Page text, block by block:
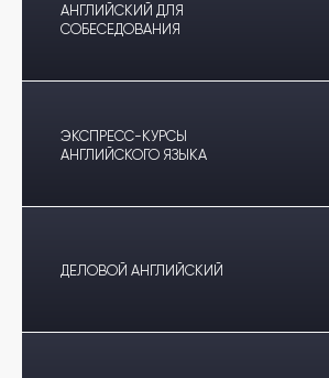
АНГЛИЙСКИЙ ДЛЯ
СОБЕСЕДОВАНИЯ
ЭКСПРЕСС-КУРСЫ
АНГЛИЙСКОГО ЯЗЫКА
ДЕЛОВОЙ АНГЛИЙСКИЙ